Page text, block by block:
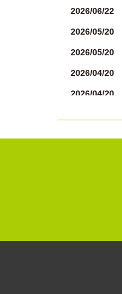
2026/03/06
2026/02/05
2026/06/22
2026/05/20
2026/05/20
2026/04/20
2026/04/20